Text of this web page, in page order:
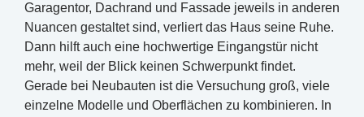
Garagentor, Dachrand und Fassade jeweils in anderen
Nuancen gestaltet sind, verliert das Haus seine Ruhe.
Dann hilft auch eine hochwertige Eingangstür nicht
mehr, weil der Blick keinen Schwerpunkt findet.
Gerade bei Neubauten ist die Versuchung groß, viele
einzelne Modelle und Oberflächen zu kombinieren. In